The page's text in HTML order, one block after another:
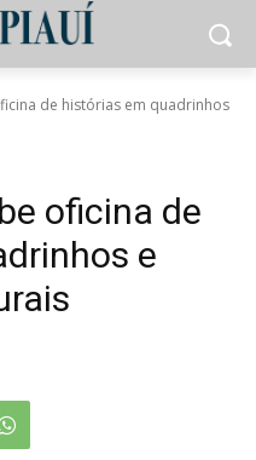
de histórias em quadrinhos
oficina de
e